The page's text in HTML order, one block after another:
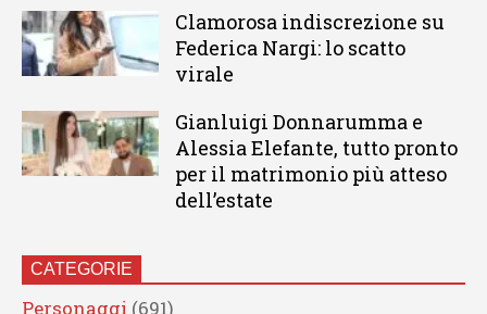
Clamorosa indiscrezione su
Federica Nargi: lo scatto
virale
Gianluigi Donnarumma e
Alessia Elefante, tutto pronto
per il matrimonio più atteso
dell’estate
CATEGORIE
Personaggi (691)